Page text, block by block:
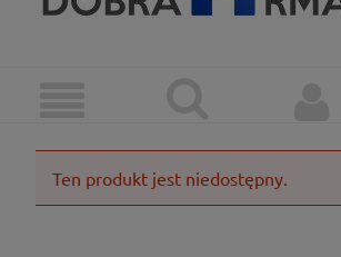
Ten produkt jest niedostępny.